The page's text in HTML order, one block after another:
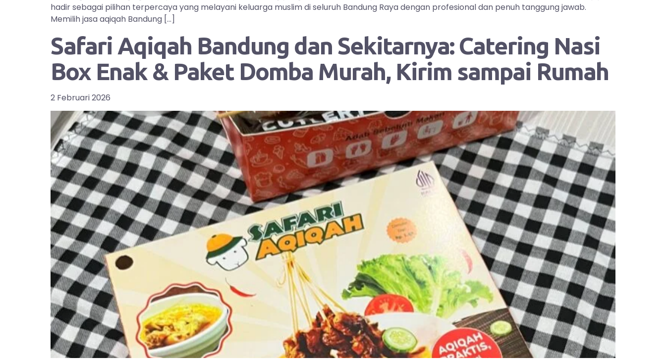
hadir sebagai pilihan terpercaya yang melayani keluarga muslim di seluruh Bandung Raya dengan profesional dan penuh tanggung jawab.
Memilih jasa aqiqah Bandung […]
Safari Aqiqah Bandung dan Sekitarnya: Catering Nasi
Box Enak & Paket Domba Murah, Kirim sampai Rumah
2 Februari 2026